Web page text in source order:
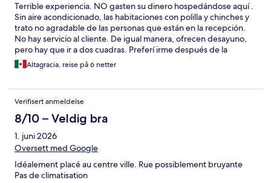
Terrible experiencia. NO gasten su dinero hospedándose aquí .
Sin aire acondicionado, las habitaciones con polilla y chinches y
trato no agradable de las personas que están en la recepción.
No hay servicio al cliente. De igual manera, ofrecen desayuno,
pero hay que ir a dos cuadras. Preferí irme después de la
primera noche aún siendo no reembolsable.
Altagracia, reise på 6 netter
Verifisert anmeldelse
8/10 – Veldig bra
1. juni 2026
Oversett med Google
Idéalement placé au centre ville. Rue possiblement bruyante
Pas de climatisation